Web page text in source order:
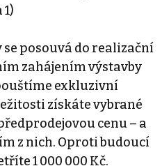
posouvá do realizační
zahájením výstavby
exkluzivní
získáte vybrané
cenu – a
z nich. Oproti budoucí
1 000 000 Kč.